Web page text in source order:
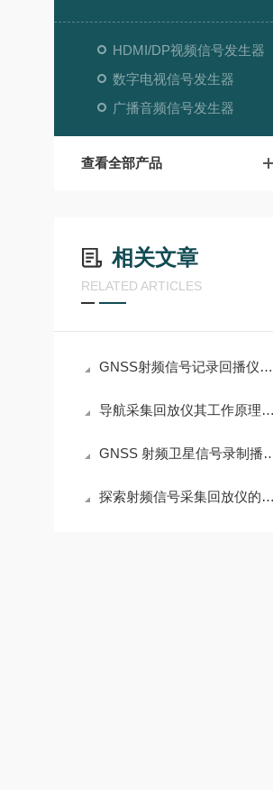
HDMI/DP视频信号发生器
数字电视信号发生器
广播音频信号发生器
查看全部产品
相关文章
RELATED ARTICLES
GNSS射频信号记录回播仪厂家实力推荐
导航采集回放仪其工作原理及优点分别是什么？
GNSS 射频卫星信号录制播放仪厂家实力推荐有哪些？
探索射频信号采集回放仪的幕后英雄：关键组件大公开